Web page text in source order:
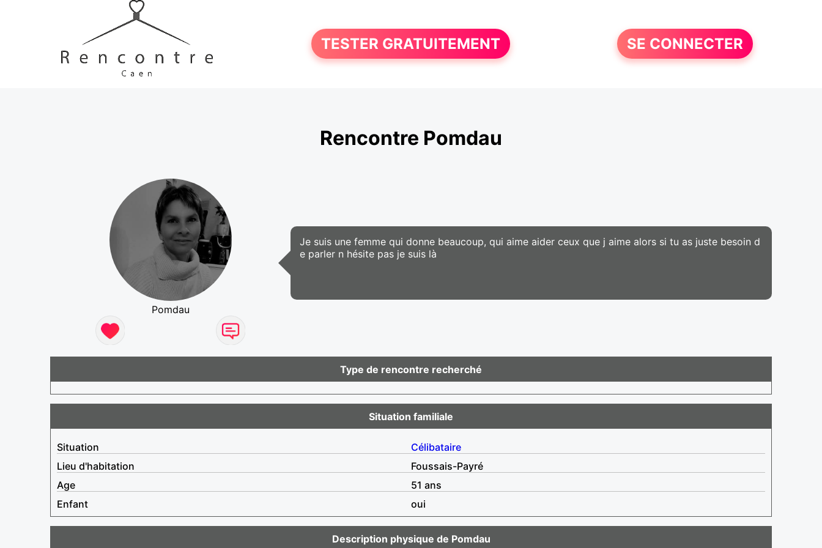
TESTER GRATUITEMENT SE CONNECTER
Rencontre Pomdau
Pomdau
Je suis une femme qui donne beaucoup, qui aime aider ceux que j aime alors si tu as juste besoin d
e parler n hésite pas je suis là
Type de rencontre recherché
Situation familiale
Situation
Célibataire
Lieu d'habitation
Foussais-Payré
Age
51 ans
Enfant
oui
Description physique de Pomdau